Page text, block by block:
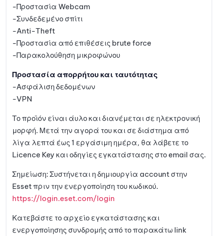
-Προστασία Webcam
-Συνδεδεμένο σπίτι
-Anti-Theft
-Προστασία από επιθέσεις brute force
-Παρακολούθηση μικροφώνου
Προστασία απορρήτου και ταυτότητας
-Ασφάλιση δεδομένων
-VPN
Το προϊόν είναι άυλο και διανέμεται σε ηλεκτρονική
μορφή. Μετά την αγορά του και σε διάστημα από
λίγα λεπτά έως 1 εργάσιμη ημέρα, θα λάβετε το
Licence Key και οδηγίες εγκατάστασης στο email σας.
Σημείωση: Συστήνεται η δημιουργία account στην
Esset πριν την ενεργοποίηση του κωδικού.
https://login.eset.com/login
Κατεβάστε το αρχείο εγκατάστασης και
ενεργοποίησης συνδρομής από το παρακάτω link